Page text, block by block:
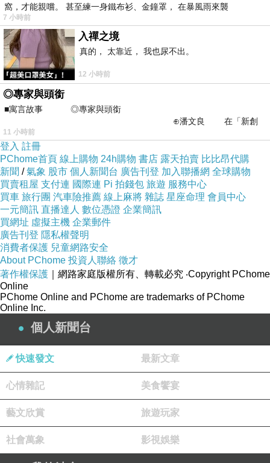
商品訊息簡述 :
成分：米(日本產)、砂糖、醬油(含大豆、小麥)麥芽糖、味
醂、糊精、馬鈴薯澱粉、食鹽、調味料氨基乙酸)
賞味期限：6個月
產地：日本
營養標示
每一份量 15公克
每份
窩，才能親嚐。 甚至練一身鐵布衫、金鐘罩， 在暴風雨來襲
7 小時前
入禪之境
真的， 太靠近， 我也尿不出。
12 小時前
◎專家與頭銜
■寓言故事 ◎專家與頭銜
⊕潘文良 在「新創
之谷」裡——
11 小時前
登入 註冊
PChome首頁 線上購物 24h購物 書店 露天拍賣 比比昂代購
新聞 /氣象 股市 個人新聞台 廣告刊登 加入聯播網 全球購物
買賣租屋 支付連 國際連 Pi 拍錢包 旅遊 服務中心
買車 旅行團 汽車險推薦 線上麻將 雜誌 星座命理 會員中心
一元簡訊 直播達人 數位憑證 企業簡訊
買網址 虛擬主機 企業郵件
廣告刊登 隱私權聲明
消費者保護 兒童網路安全
About PChome 投資人聯絡 徵才
著作權保護 ｜網路家庭版權所有、轉載必究 ‧Copyright PChome
Online
PChome Online and PChome are trademarks of PChome
Online Inc.
個人新聞台
快速發文 最新文章
心情雜記 美食饗宴
藝文欣賞 旅遊玩家
社會萬象 影視娛樂